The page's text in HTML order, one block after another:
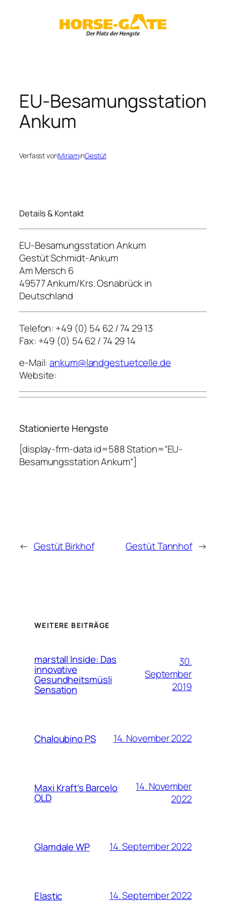
EU-Besamungsstation
Ankum
Verfasst vonMiriaminGestüt
Details & Kontakt
EU-Besamungsstation Ankum
Gestüt Schmidt-Ankum
Am Mersch 6
49577 Ankum/Krs. Osnabrück in
Deutschland
Telefon: +49 (0) 54 62 / 74 29 13
Fax: +49 (0) 54 62 / 74 29 14
e-Mail:ankum@landgestuetcelle.de
Website:
Stationierte Hengste
[display-frm-data id=588 Station=“EU-
Besamungsstation Ankum“]
← Gestüt Birkhof Gestüt Tannhof →
WEITERE BEITRÄGE
marstall Inside: Das
innovative
Gesundheitsmüsli
Sensation
30.
September
2019
Chaloubino PS 14. November 2022
Maxi Kraft’s Barcelo
OLD
14. November
2022
Glamdale WP 14. September 2022
Elastic 14. September 2022